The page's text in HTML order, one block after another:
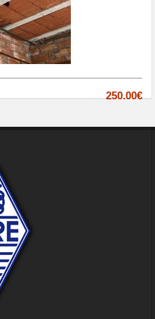
250.00€